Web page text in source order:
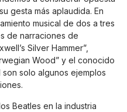
gesta más aplaudida. En
musical de dos a tres
de narraciones de
Silver Hammer”,
Wood” y el conocido
solo algunos ejemplos
Beatles en la industria